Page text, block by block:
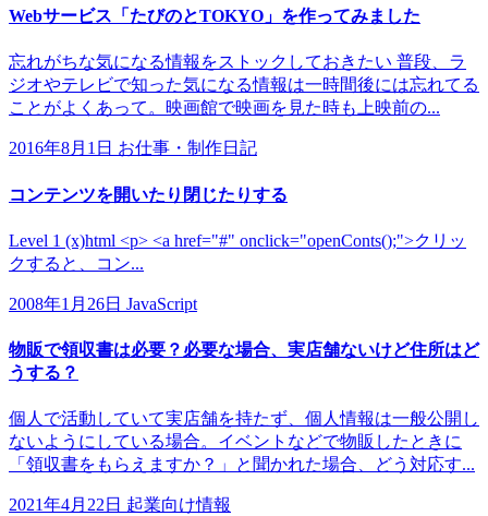
Webサービス「たびのとTOKYO」を作ってみました
忘れがちな気になる情報をストックしておきたい 普段、ラ
ジオやテレビで知った気になる情報は一時間後には忘れてる
ことがよくあって。映画館で映画を見た時も上映前の...
2016年8月1日 お仕事・制作日記
コンテンツを開いたり閉じたりする
Level 1 (x)html <p> <a href="#" onclick="openConts();">クリッ
クすると、コン...
2008年1月26日 JavaScript
物販で領収書は必要？必要な場合、実店舗ないけど住所はど
うする？
個人で活動していて実店舗を持たず、個人情報は一般公開し
ないようにしている場合。イベントなどで物販したときに
「領収書をもらえますか？」と聞かれた場合、どう対応す...
2021年4月22日 起業向け情報